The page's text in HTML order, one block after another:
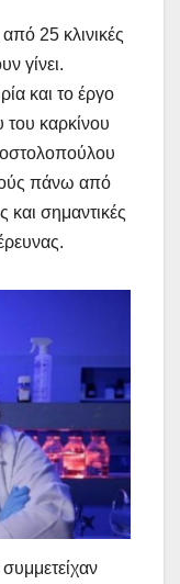
25 κλινικές
γίνει.
και το έργο
του καρκίνου
πάνω από
και σημαντικές